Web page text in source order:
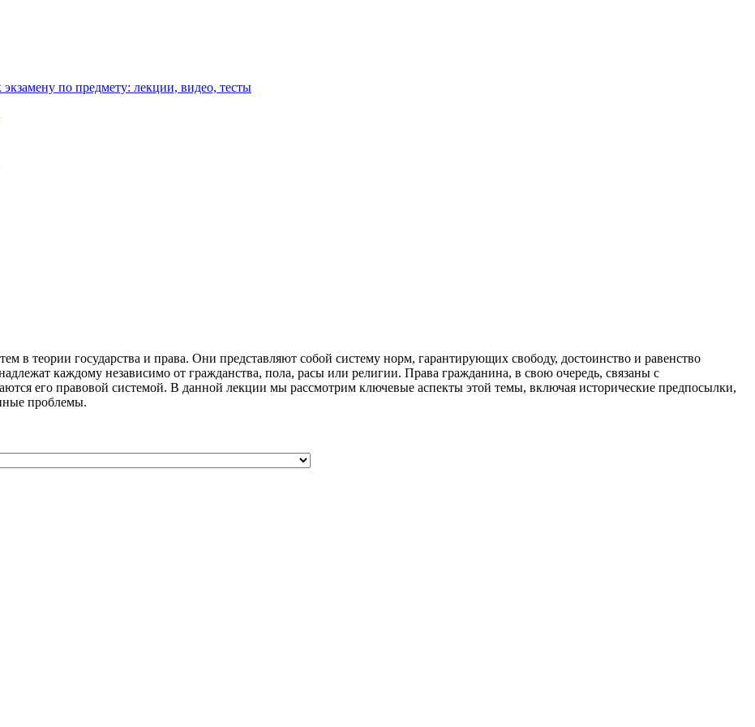
экзамену по предмету: лекции, видео, тесты
в теории государства и права. Они представляют собой систему норм, гарантирующих свободу, достоинство и равенство
каждому независимо от гражданства, пола, расы или религии. Права гражданина, в свою очередь, связаны с
его правовой системой. В данной лекции мы рассмотрим ключевые аспекты этой темы, включая исторические предпосылки,
проблемы.